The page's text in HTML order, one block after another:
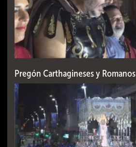
Pregón Carthagineses y Romanos